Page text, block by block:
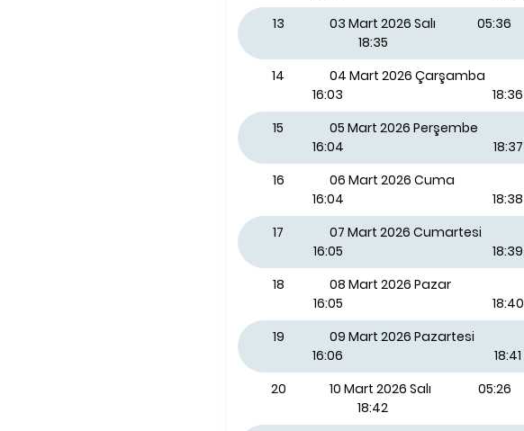
13
03 Mart 2026 Salı 05:36
18:35
14
04 Mart 2026 Çarşamba
16:03
18:36
15
05 Mart 2026 Perşembe
16:04
18:37
16
06 Mart 2026 Cuma
16:04
18:38
17
07 Mart 2026 Cumartesi
16:05
18:39
18
08 Mart 2026 Pazar
16:05
18:40
19
09 Mart 2026 Pazartesi
16:06
18:41
20
10 Mart 2026 Salı 05:26
18:42